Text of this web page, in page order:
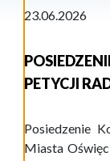
23.06.2026
PETYCJI
Posiedzenie
Miasta